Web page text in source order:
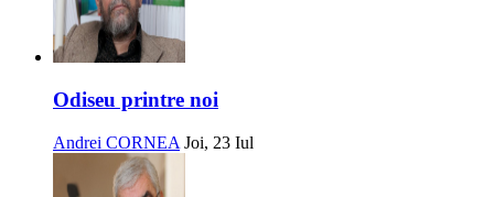
Odiseu printre noi
Andrei CORNEA Joi, 23 Iul